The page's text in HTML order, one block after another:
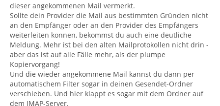
dieser angekommenen Mail vermerkt.
Sollte dein Provider die Mail aus bestimmten Gründen nicht
an den Empfänger oder an den Provider des Empfängers
weiterleiten können, bekommst du auch eine deutliche
Meldung. Mehr ist bei den alten Mailprotokollen nicht drin -
aber das ist auf alle Fälle mehr, als der plumpe
Kopiervorgang!
Und die wieder angekommene Mail kannst du dann per
automatischem Filter sogar in deinen Gesendet-Ordner
verschieben. Und hier klappt es sogar mit dem Ordner auf
dem IMAP-Server.